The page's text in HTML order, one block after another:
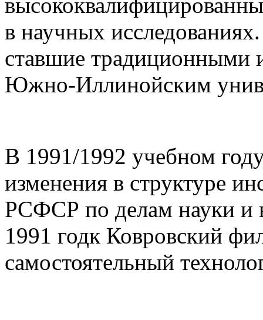
в научных
ставшие традиционными
Южно-Иллинойским
В 1991/1992 учебном
изменения в структуре
РСФСР по делам науки и
1991 годк Ковровский
самостоятельный